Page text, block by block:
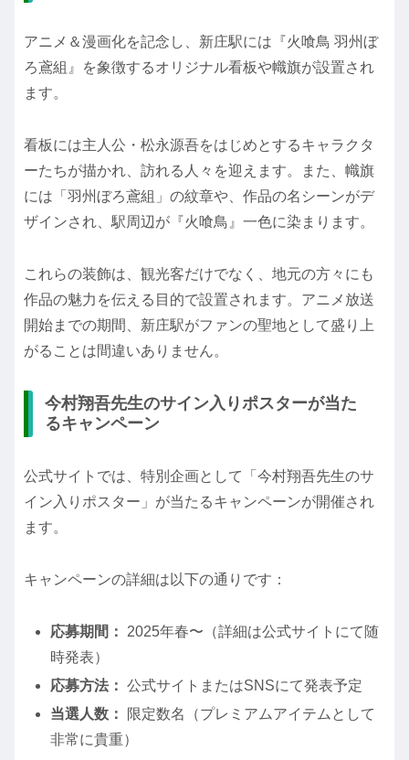
アニメ＆漫画化を記念し、新庄駅には『火喰鳥 羽州ぼ
ろ鳶組』を象徴するオリジナル看板や幟旗が設置され
ます。
看板には主人公・松永源吾をはじめとするキャラクタ
ーたちが描かれ、訪れる人々を迎えます。また、幟旗
には「羽州ぼろ鳶組」の紋章や、作品の名シーンがデ
ザインされ、駅周辺が『火喰鳥』一色に染まります。
これらの装飾は、観光客だけでなく、地元の方々にも
作品の魅力を伝える目的で設置されます。アニメ放送
開始までの期間、新庄駅がファンの聖地として盛り上
がることは間違いありません。
今村翔吾先生のサイン入りポスターが当た
るキャンペーン
公式サイトでは、特別企画として「今村翔吾先生のサ
イン入りポスター」が当たるキャンペーンが開催され
ます。
キャンペーンの詳細は以下の通りです：
応募期間：
2025年春〜（詳細は公式サイトにて随
時発表）
応募方法： 公式サイトまたはSNSにて発表予定
当選人数：
限定数名（プレミアムアイテムとして
非常に貴重）